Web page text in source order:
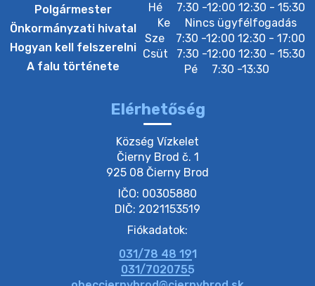
20. július 2026 12:38
20. július 2026 11:51
20. július 2026 11:31
Polgármester
Önkormányzati hivatal
Hogyan kell felszerelni
A falu története
Hé
7:30 -12:00 12:30 - 15:30
Ke
Nincs ügyfélfogadás
Sze
7:30 -12:00 12:30 - 17:00
Csüt
7:30 -12:00 12:30 - 15:30
Pé
7:30 -13:30
Elérhetőség
Község Vízkelet
Čierny Brod č. 1
925 08 Čierny Brod
IČO: 00305880
DIČ: 2021153519
Fiókadatok:
031/78 48 191
031/7020755